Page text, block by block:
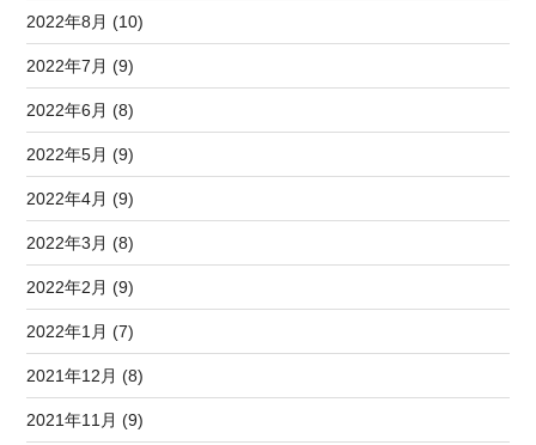
2022年8月 (10)
2022年7月 (9)
2022年6月 (8)
2022年5月 (9)
2022年4月 (9)
2022年3月 (8)
2022年2月 (9)
2022年1月 (7)
2021年12月 (8)
2021年11月 (9)